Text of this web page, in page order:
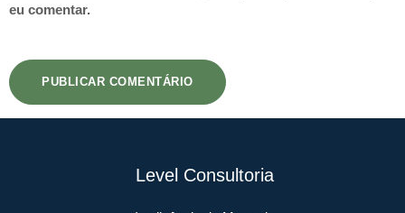
eu comentar.
Level Consultoria